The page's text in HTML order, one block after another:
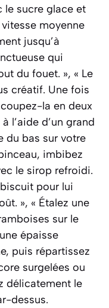
le sucre glace et
moyenne
jusqu’à
qui
du fouet. », « Le
créatif. Une fois
la en deux
l’aide d’un grand
du bas sur votre
imbibez
le sirop refroidi.
pour lui
», « Étalez une
sur le
épaisse
puis répartissez
surgelées ou
délicatement le
dessus.